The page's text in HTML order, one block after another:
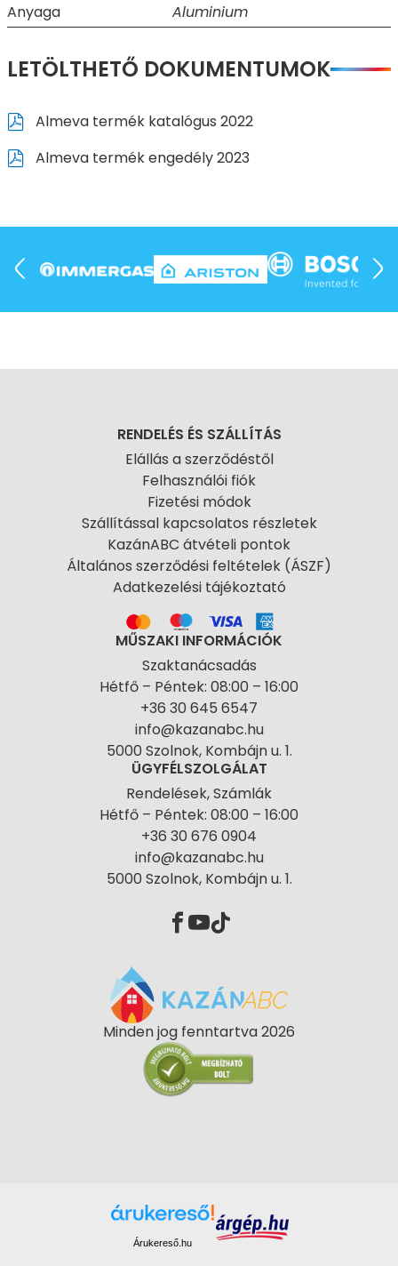
Anyaga
Aluminium
LETÖLTHETŐ DOKUMENTUMOK
Almeva termék katalógus 2022
Almeva termék engedély 2023
RENDELÉS ÉS SZÁLLÍTÁS
Elállás a szerződéstől
Felhasználói fiók
Fizetési módok
Szállítással kapcsolatos részletek
KazánABC átvételi pontok
Általános szerződési feltételek (ÁSZF)
Adatkezelési tájékoztató
MŰSZAKI INFORMÁCIÓK
Szaktanácsadás
Hétfő – Péntek: 08:00 – 16:00
+36 30 645 6547
info@kazanabc.hu
5000 Szolnok, Kombájn u. 1.
ÜGYFÉLSZOLGÁLAT
Rendelések, Számlák
Hétfő – Péntek: 08:00 – 16:00
+36 30 676 0904
info@kazanabc.hu
5000 Szolnok, Kombájn u. 1.
Minden jog fenntartva 2026
Árukereső.hu